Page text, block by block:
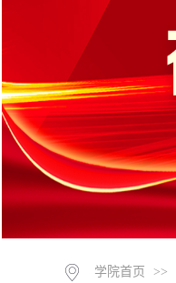
学院首页 >>